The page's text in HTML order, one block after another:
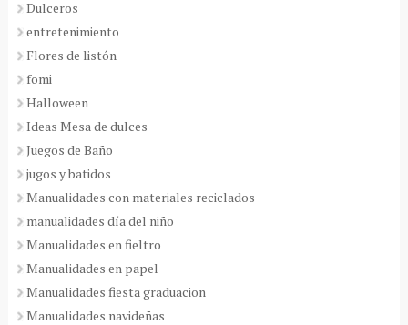
Dulceros
entretenimiento
Flores de listón
fomi
Halloween
Ideas Mesa de dulces
Juegos de Baño
jugos y batidos
Manualidades con materiales reciclados
manualidades día del niño
Manualidades en fieltro
Manualidades en papel
Manualidades fiesta graduacion
Manualidades navideñas